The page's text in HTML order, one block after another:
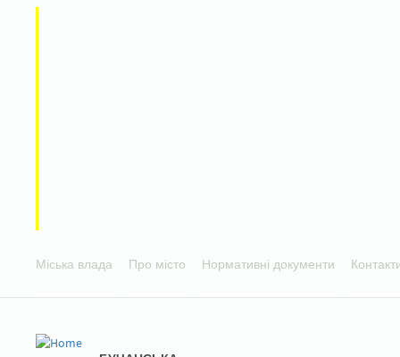
Міська влада Про місто Нормативні документи